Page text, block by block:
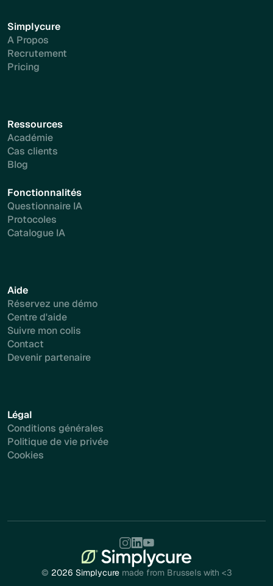
Simplycure
A Propos
Recrutement
Pricing
Ressources
Académie
Cas clients
Blog
Fonctionnalités
Questionnaire IA
Protocoles
Catalogue IA
Aide
Réservez une démo
Centre d'aide
Suivre mon colis
Contact
Devenir partenaire
Légal
Conditions générales
Politique de vie privée
Cookies
© 2026 Simplycuremade from Brussels with <3